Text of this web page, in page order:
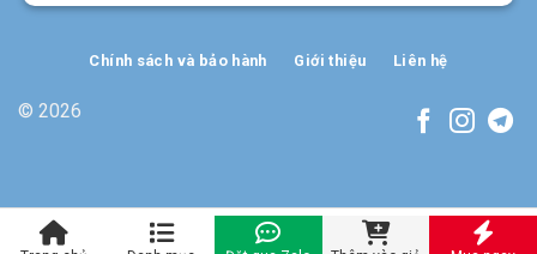
© 2026
Chính sách và bảo hành Giới thiệu Liên hệ
sieuthi18.com 2026